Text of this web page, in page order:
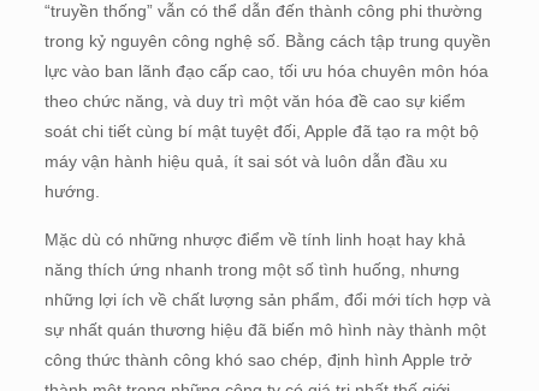
“truyền thống” vẫn có thể dẫn đến thành công phi thường
trong kỷ nguyên công nghệ số. Bằng cách tập trung quyền
lực vào ban lãnh đạo cấp cao, tối ưu hóa chuyên môn hóa
theo chức năng, và duy trì một văn hóa đề cao sự kiểm
soát chi tiết cùng bí mật tuyệt đối, Apple đã tạo ra một bộ
máy vận hành hiệu quả, ít sai sót và luôn dẫn đầu xu
hướng.
Mặc dù có những nhược điểm về tính linh hoạt hay khả
năng thích ứng nhanh trong một số tình huống, nhưng
những lợi ích về chất lượng sản phẩm, đổi mới tích hợp và
sự nhất quán thương hiệu đã biến mô hình này thành một
công thức thành công khó sao chép, định hình Apple trở